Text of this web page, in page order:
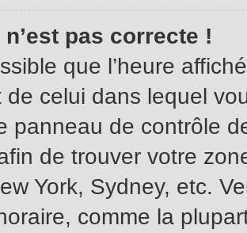
n’est pas correcte !
que l’heure
de celui dans lequel
panneau de contrôle
de trouver votre
York, Sydney, etc.
comme la